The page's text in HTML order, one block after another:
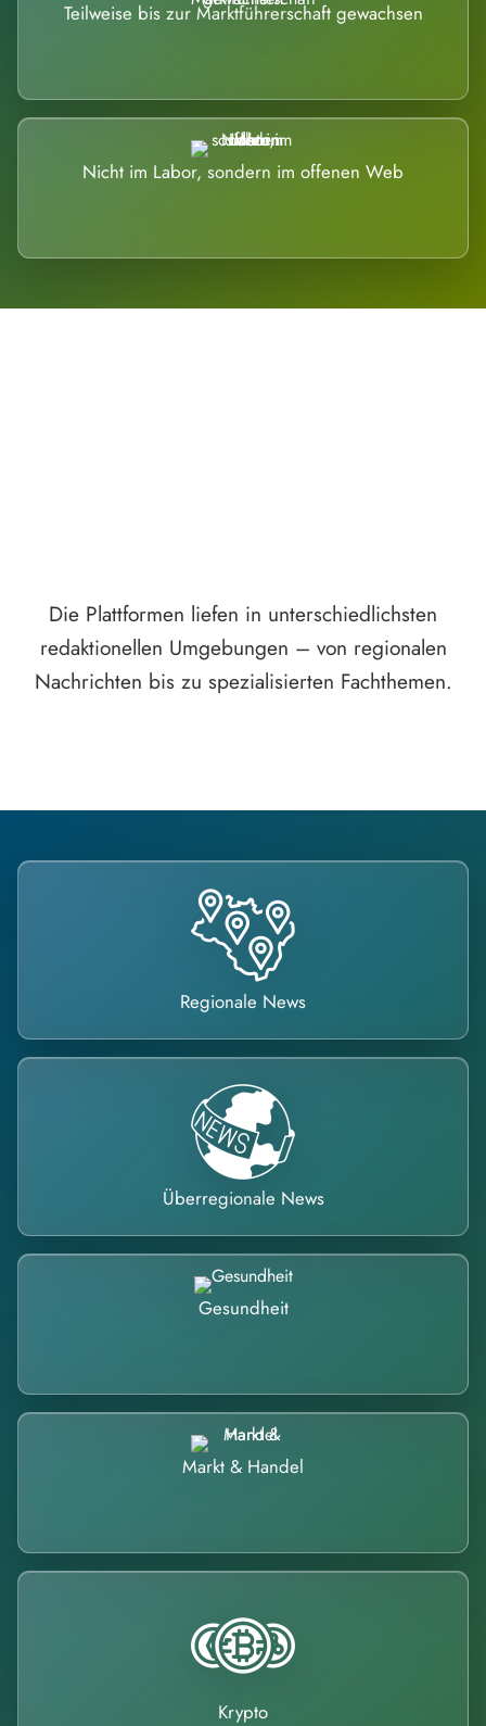
Teilweise bis zur Marktführerschaft gewachsen
Nicht im Labor, sondern im offenen Web
Die Plattformen liefen in unterschiedlichsten
redaktionellen Umgebungen – von regionalen
Nachrichten bis zu spezialisierten Fachthemen.
Regionale News
Überregionale News
Gesundheit
Markt & Handel
Krypto